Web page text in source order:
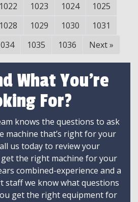
1022 1023 1024
1025
1028 1029 1030
1031
1035 1036 Next»
What You're
For?
knows the questions to ask
machine that’s right for your
us today to review your
the right machine for your
combined-experience and a
staff we know what questions
get the right equipment for